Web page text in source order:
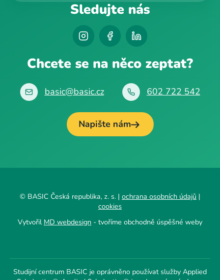
Sledujte nás
Chcete se na něco zeptat?
basic@basic.cz 602 722 542
Napište nám
© BASIC Česká republika, z. s. | ochrana osobních údajů |
cookies
Vytvořil MD webdesign - tvoříme obchodně úspěšné weby
Studijní centrum BASIC je oprávněno používat služby Applied